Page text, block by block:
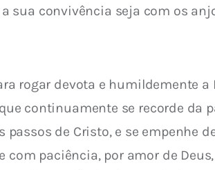
sua convivência seja com os
rogar devota e humildemente a
continuamente se recorde da
de Cristo, e se empenhe
com paciência, por amor de